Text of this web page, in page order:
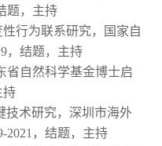
题，主持
行为联系研究，国家自
，结题，主持
省自然科学基金博士启
持
技术研究，深圳市海外
2021，结题，主持